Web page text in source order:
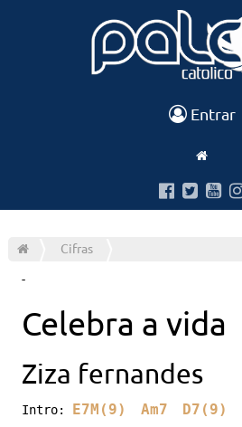
Entrar
Cifras
-
Celebra a vida
Ziza fernandes
Intro: E7M(9) Am7 D7(9)